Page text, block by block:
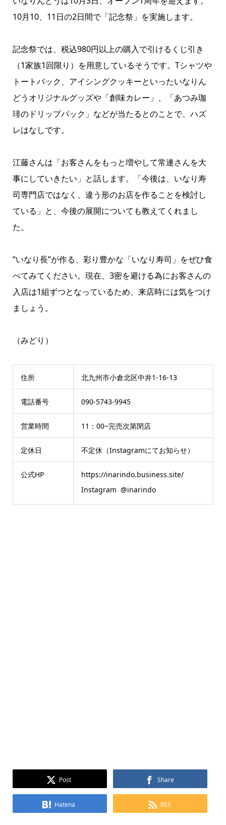
10月10、11日の2日間で「記念祭」を実施します。
記念祭では、税込980円以上の購入で引けるくじ引き
（1家族1回限り）を用意しているそうです。Tシャツや
トートバック、アイシングクッキーといったいなりん
どうオリジナルグッズや「創味カレー」、「あつみ珈
琲のドリップパック」などが当たるとのことで、ハズ
レはなしです。
江藤さんは「お客さんをもっと増やして常連さんを大
事にしていきたい」と話します。「今後は、いなり寿
司専門店ではなく、違う形のお店を作ることを検討し
ている」と、今後の展開についても教えてくれまし
た。
“いなり長”が作る、彩り豊かな「いなり寿司」をぜひ食
べてみてください。現在、3密を避ける為にお客さんの
入店は1組ずつとなっているため、来店時には気をつけ
ましょう。
（みどり）
住所 北九州市小倉北区中井1-16-13
電話番号 090-5743-9945
営業時間 11：00~完売次第閉店
定休日 不定休（Instagramにてお知らせ）
公式HP
https://inarindo.business.site/
Instagram @inarindo
Post Share
Hatena RSS